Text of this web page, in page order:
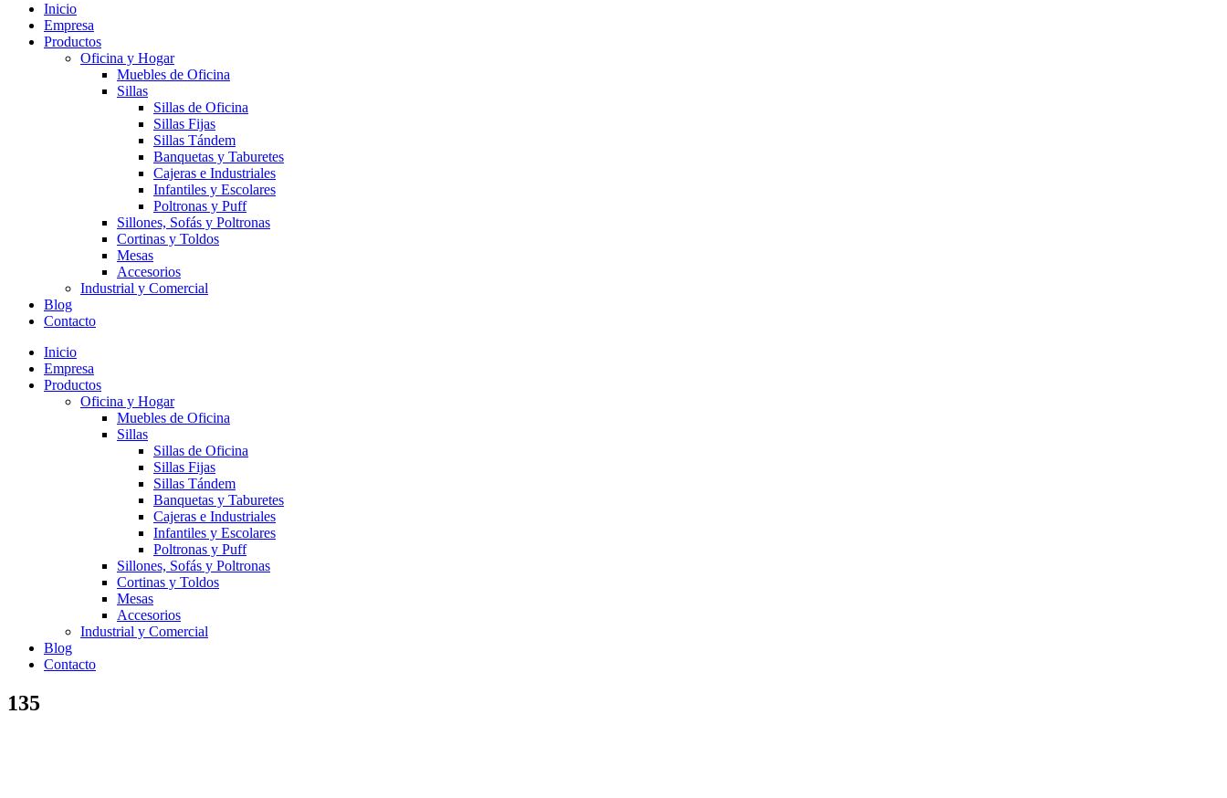
Inicio
Empresa
Productos
Oficina y Hogar
Muebles de Oficina
Sillas
Sillas de Oficina
Sillas Fijas
Sillas Tándem
Banquetas y Taburetes
Cajeras e Industriales
Infantiles y Escolares
Poltronas y Puff
Sillones, Sofás y Poltronas
Cortinas y Toldos
Mesas
Accesorios
Industrial y Comercial
Blog
Contacto
Inicio
Empresa
Productos
Oficina y Hogar
Muebles de Oficina
Sillas
Sillas de Oficina
Sillas Fijas
Sillas Tándem
Banquetas y Taburetes
Cajeras e Industriales
Infantiles y Escolares
Poltronas y Puff
Sillones, Sofás y Poltronas
Cortinas y Toldos
Mesas
Accesorios
Industrial y Comercial
Blog
Contacto
135